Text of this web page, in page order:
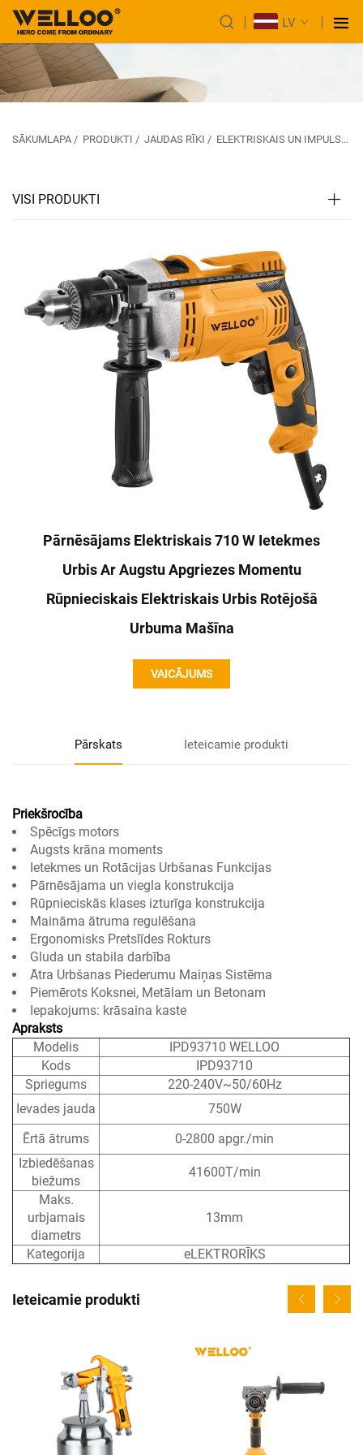
LV
SĀKUMLAPA / PRODUKTI / JAUDAS RĪKI / ELEKTRISKAIS UN IMPULSU URBIS
VISI PRODUKTI
Pārnēsājams Elektriskais 710 W Ietekmes
Urbis Ar Augstu Apgriezes Momentu
Rūpnieciskais Elektriskais Urbis Rotējošā
Urbuma Mašīna
VAICĀJUMS
Pārskats Ieteicamie produkti
Priekšrocība
Spēcīgs motors
Augsts krāna moments
Ietekmes un Rotācijas Urbšanas Funkcijas
Pārnēsājama un viegla konstrukcija
Rūpnieciskās klases izturīga konstrukcija
Maināma ātruma regulēšana
Ergonomisks Pretslīdes Rokturs
Gluda un stabila darbība
Ātra Urbšanas Piederumu Maiņas Sistēma
Piemērots Koksnei, Metālam un Betonam
Iepakojums: krāsaina kaste
Apraksts
Modelis
IPD93710 WELLOO
Kods
IPD93710
Spriegums
220-240V~50/60Hz
Ievades jauda
750W
Ērtā ātrums
0-2800 apgr./min
Izbiedēšanas
biežums
41600T/min
Maks.
urbjamais
diametrs
13mm
Kategorija eLEKTRORĪKS
Ieteicamie produkti